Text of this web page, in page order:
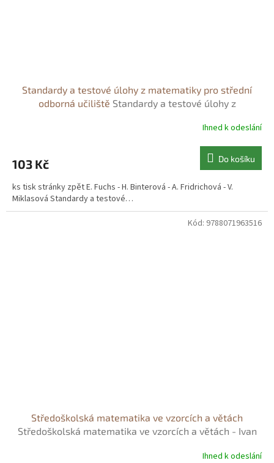
Standardy a testové úlohy z matematiky pro střední
odborná učiliště Standardy a testové úlohy z
Ihned k odeslání
103 Kč Do košíku
ks tisk stránky zpět E. Fuchs - H. Binterová - A. Fridrichová - V.
Miklasová Standardy a testové…
Středoškolská matematika ve vzorcích a větách
Středoškolská matematika ve vzorcích a větách - Ivan
Ihned k odeslání
Kód: 9788071963516